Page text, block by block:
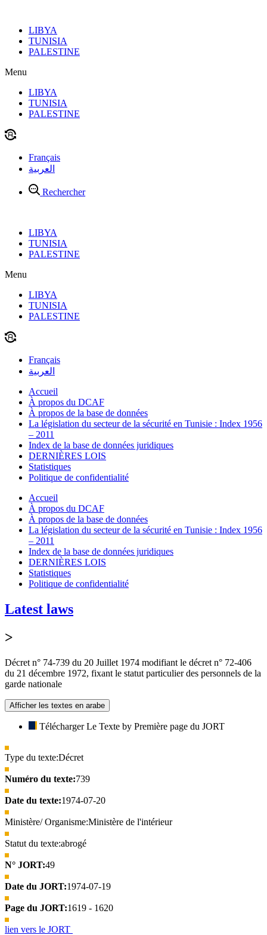
contenuLIBYA
TUNISIA
PALESTINE
Menu
LIBYA
TUNISIA
PALESTINE
Français
العربية
Rechercher
LIBYA
TUNISIA
PALESTINE
Menu
LIBYA
TUNISIA
PALESTINE
Français
العربية
Accueil
À propos du DCAF
À propos de la base de données
La législation du secteur de la sécurité en Tunisie : Index 1956
– 2011
Index de la base de données juridiques
DERNIÈRES LOIS
Statistiques
Politique de confidentialité
Accueil
À propos du DCAF
À propos de la base de données
La législation du secteur de la sécurité en Tunisie : Index 1956
– 2011
Index de la base de données juridiques
DERNIÈRES LOIS
Statistiques
Politique de confidentialité
Latest laws
>
Décret n° 74-739 du 20 Juillet 1974 modifiant le décret n° 72-406
du 21 décembre 1972, fixant le statut particulier des personnels de la
garde nationale
Afficher les textes en arabe
Télécharger Le Texte by Première page du JORT
Type du texte:Décret
Numéro du texte:739
Date du texte:1974-07-20
Ministère/ Organisme:Ministère de l'intérieur
Statut du texte:abrogé
N° JORT:49
Date du JORT:1974-07-19
Page du JORT:1619 - 1620
lien vers le JORT